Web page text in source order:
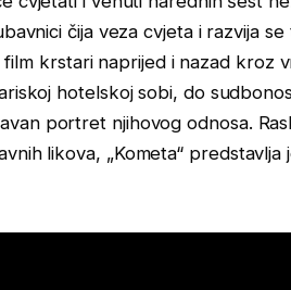
čija veza cvjeta i razvija
krstari naprijed i nazad kroz
hotelskoj sobi, do
portret njihovog odnosa.
likova, „Kometa“ predstavlja